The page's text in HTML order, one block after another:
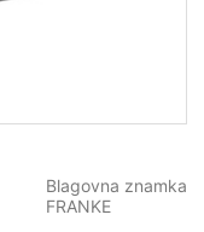
Blagovna znamka
FRANKE